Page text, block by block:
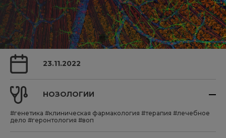
23.11.2022
НОЗОЛОГИИ
#генетика #клиническая фармакология #терапия #лечебное
дело #геронтология #воп